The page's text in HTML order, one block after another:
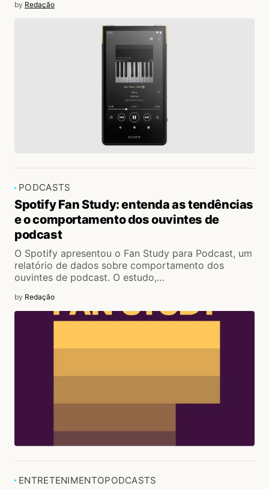
by Redação
PODCASTS
Spotify Fan Study: entenda as tendências
e o comportamento dos ouvintes de
podcast
O Spotify apresentou o Fan Study para Podcast, um
relatório de dados sobre comportamento dos
ouvintes de podcast. O estudo,…
by Redação
ENTRETENIMENTOPODCASTS